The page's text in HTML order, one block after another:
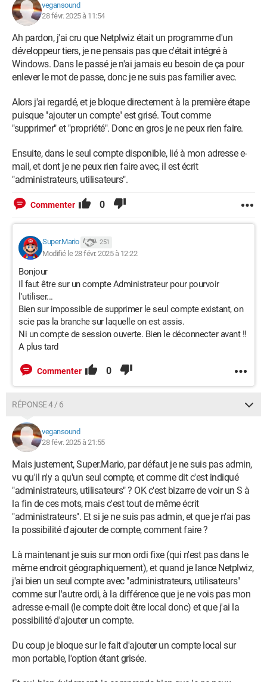
vegansound
28 févr. 2025 à 11:54
Ah pardon, j'ai cru que Netplwiz était un programme d'un
développeur tiers, je ne pensais pas que c'était intégré à
Windows. Dans le passé je n'ai jamais eu besoin de ça pour
enlever le mot de passe, donc je ne suis pas familier avec.
Alors j'ai regardé, et je bloque directement à la première étape
puisque "ajouter un compte" est grisé. Tout comme
"supprimer" et "propriété". Donc en gros je ne peux rien faire.
Ensuite, dans le seul compte disponible, lié à mon adresse e-
mail, et dont je ne peux rien faire avec, il est écrit
"administrateurs, utilisateurs".
Commenter 0
Super.Mario 251
Modifié le 28 févr. 2025 à 12:22
Bonjour
Il faut être sur un compte Administrateur pour pourvoir
l'utiliser...
Bien sur impossible de supprimer le seul compte existant, on
scie pas la branche sur laquelle on est assis.
Ni un compte de session ouverte. Bien le déconnecter avant !!
A plus tard
Commenter 0
RÉPONSE 4 / 6
vegansound
28 févr. 2025 à 21:55
Mais justement, Super.Mario, par défaut je ne suis pas admin,
vu qu'il n'y a qu'un seul compte, et comme dit c'est indiqué
"administrateurs, utilisateurs" ? OK c'est bizarre de voir un S à
la fin de ces mots, mais c'est tout de même écrit
"administrateurs". Et si je ne suis pas admin, et que je n'ai pas
la possibilité d'ajouter de compte, comment faire ?
Là maintenant je suis sur mon ordi fixe (qui n'est pas dans le
même endroit géographiquement), et quand je lance Netplwiz,
j'ai bien un seul compte avec "administrateurs, utilisateurs"
comme sur l'autre ordi, à la différence que je ne vois pas mon
adresse e-mail (le compte doit être local donc) et que j'ai la
possibilité d'ajouter un compte.
Du coup je bloque sur le fait d'ajouter un compte local sur
mon portable, l'option étant grisée.